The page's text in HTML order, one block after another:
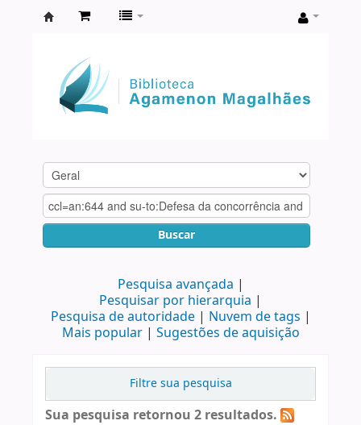
Agamenon
Magalhães
Buscar
Pesquisa avançada
Pesquisar por hierarquia
Pesquisa de autoridade
Nuvem de tags
Mais popular
Sugestões de aquisição
Filtre sua pesquisa
Sua pesquisa retornou 2 resultados.